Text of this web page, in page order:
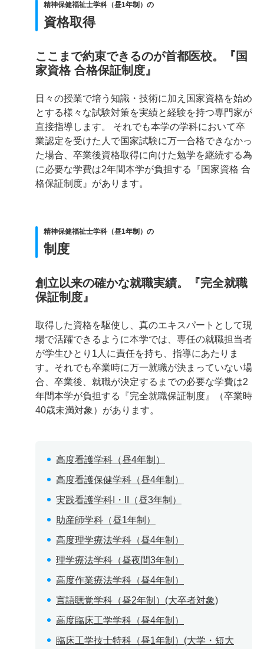
精神保健福祉士学科（昼1年制）の
資格取得
ここまで約束できるのが首都医校。『国
家資格 合格保証制度』
日々の授業で培う知識・技術に加え国家資格を始め
とする様々な試験対策を実績と経験を持つ専門家が
直接指導します。 それでも本学の学科において卒
業認定を受けた人で国家試験に万一合格できなかっ
た場合、卒業後資格取得に向けた勉学を継続する為
に必要な学費は2年間本学が負担する『国家資格 合
格保証制度』があります。
精神保健福祉士学科（昼1年制）の
制度
創立以来の確かな就職実績。『完全就職
保証制度』
取得した資格を駆使し、真のエキスパートとして現
場で活躍できるように本学では、専任の就職担当者
が学生ひとり1人に責任を持ち、指導にあたりま
す。それでも卒業時に万一就職が決まっていない場
合、卒業後、就職が決定するまでの必要な学費は2
年間本学が負担する『完全就職保証制度』（卒業時
40歳未満対象）があります。
高度看護学科（昼4年制）
高度看護保健学科（昼4年制）
実践看護学科I・II（昼3年制）
助産師学科（昼1年制）
高度理学療法学科（昼4年制）
理学療法学科（昼夜間3年制）
高度作業療法学科（昼4年制）
言語聴覚学科（昼2年制）(大卒者対象)
高度臨床工学学科（昼4年制）
臨床工学技士特科（昼1年制）(大学・短大